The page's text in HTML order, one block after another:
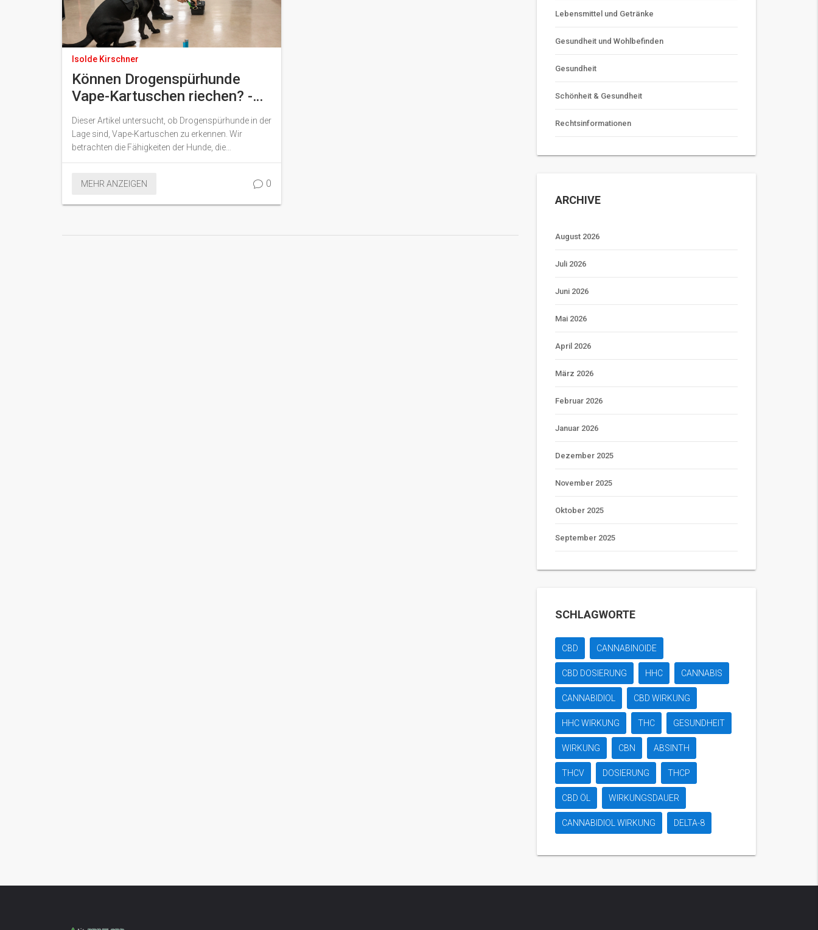
Isolde Kirschner
Können Drogenspürhunde
Vape-Kartuschen riechen? -
Was du wissen musst
Dieser Artikel untersucht, ob Drogenspürhunde in der
Lage sind, Vape-Kartuschen zu erkennen. Wir
betrachten die Fähigkeiten der Hunde, die
Unterschiede zwischen Vapern und anderen
Hundebesitzer und Konsumenten. Erfahre, wie
MEHR ANZEIGEN 0
Lebensmittel und Getränke
Gesundheit und Wohlbefinden
Gesundheit
Schönheit & Gesundheit
Rechtsinformationen
ARCHIVE
August 2026
Juli 2026
Juni 2026
Mai 2026
April 2026
März 2026
Februar 2026
Januar 2026
Dezember 2025
November 2025
Oktober 2025
September 2025
SCHLAGWORTE
CBD CANNABINOIDE
CBD DOSIERUNG HHC CANNABIS
CANNABIDIOL CBD WIRKUNG
HHC WIRKUNG THC GESUNDHEIT
WIRKUNG CBN ABSINTH
THCV DOSIERUNG THCP
CBD ÖL WIRKUNGSDAUER
CANNABIDIOL WIRKUNG DELTA-8